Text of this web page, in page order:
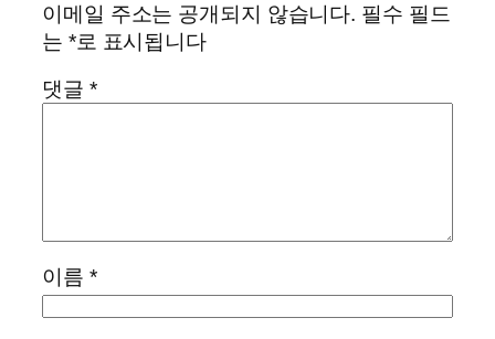
이메일 주소는 공개되지 않습니다. 필수 필드
는 *로 표시됩니다
댓글 *
이름 *